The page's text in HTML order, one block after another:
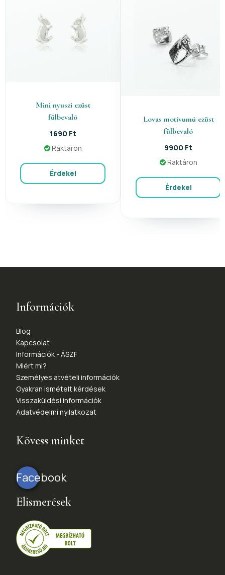
Mini nyuszi ezüst
fülbevaló
1690 Ft
Raktáron
Érdekel
Lovas motívumú ezüst
fülbevaló
9900 Ft
Raktáron
Érdekel
Információk
Blog
Kapcsolat
Információk - ÁSZF
Miért mi?
Személyes átvételi információk
Gyakran ismételt kérdések
Visszaküldési információk
Adatvédelmi nyilatkozat
Kövess minket
Facebook
Elismerések